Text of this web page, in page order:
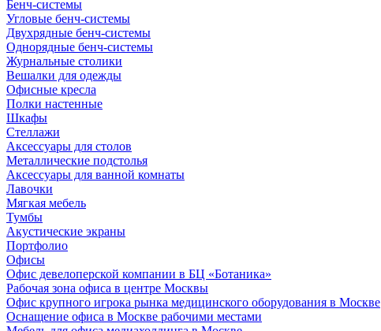
Бенч-системы
Угловые бенч-системы
Двухрядные бенч-системы
Однорядные бенч-системы
Журнальные столики
Вешалки для одежды
Офисные кресла
Полки настенные
Шкафы
Стеллажи
Аксессуары для столов
Металлические подстолья
Аксессуары для ванной комнаты
Лавочки
Мягкая мебель
Тумбы
Акустические экраны
Портфолио
Офисы
Офис девелоперской компании в БЦ «Ботаника»
Рабочая зона офиса в центре Москвы
Офис крупного игрока рынка медицинского оборудования в Москве
Оснащение офиса в Москве рабочими местами